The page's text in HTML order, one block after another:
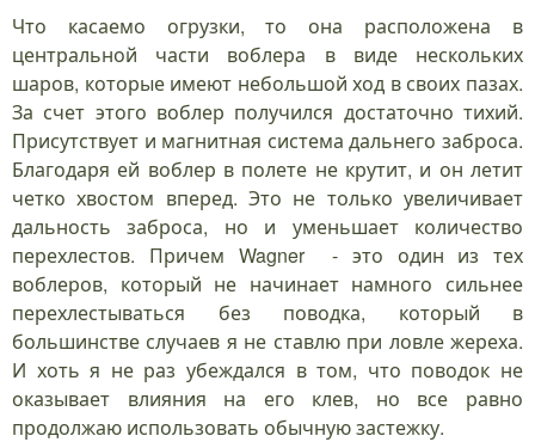
Что касаемо огрузки, то она расположена в
центральной части воблера в виде нескольких
шаров, которые имеют небольшой ход в своих пазах.
За счет этого воблер получился достаточно тихий.
Присутствует и магнитная система дальнего заброса.
Благодаря ей воблер в полете не крутит, и он летит
четко хвостом вперед. Это не только увеличивает
дальность заброса, но и уменьшает количество
перехлестов. Причем Wagner - это один из тех
воблеров, который не начинает намного сильнее
перехлестываться без поводка, который в
большинстве случаев я не ставлю при ловле жереха.
И хоть я не раз убеждался в том, что поводок не
оказывает влияния на его клев, но все равно
продолжаю использовать обычную застежку.